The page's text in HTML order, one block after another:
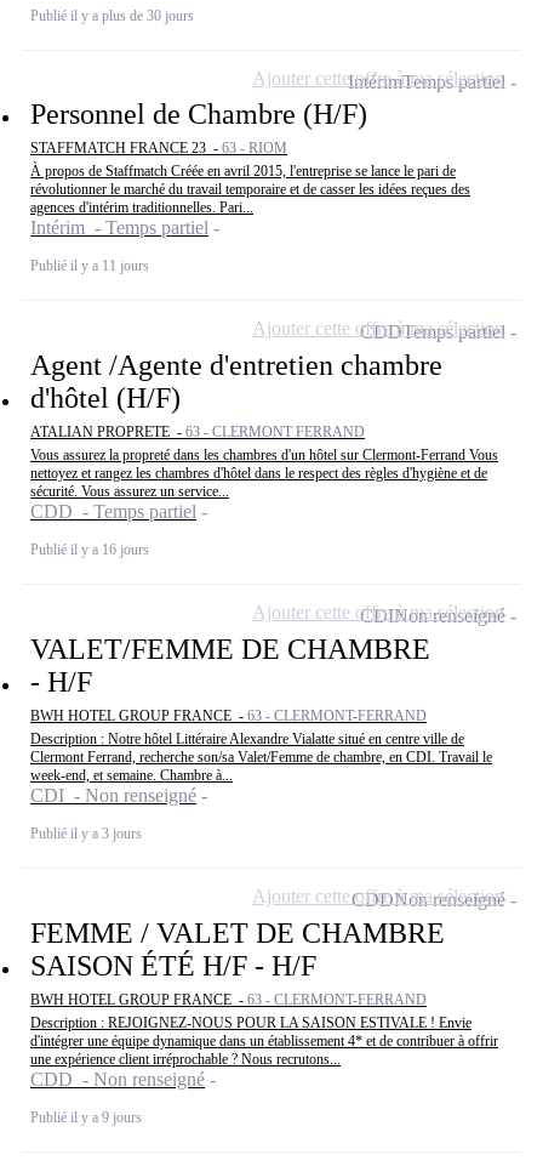
Publié il y a plus de 30 jours
Personnel de Chambre (H/F)
STAFFMATCH FRANCE 23 - 63 - RIOM
À propos de Staffmatch Créée en avril 2015, l'entreprise se lance le pari de
révolutionner le marché du travail temporaire et de casser les idées reçues des
agences d'intérim traditionnelles. Pari...
Intérim - Temps partiel
Publié il y a 11 jours
IntérimTemps partiel
Ajouter cette offre à ma sélection
Agent /Agente d'entretien chambre
d'hôtel (H/F)
ATALIAN PROPRETE - 63 - CLERMONT FERRAND
Vous assurez la propreté dans les chambres d'un hôtel sur Clermont-Ferrand Vous
nettoyez et rangez les chambres d'hôtel dans le respect des règles d'hygiène et de
sécurité. Vous assurez un service...
CDD - Temps partiel
Publié il y a 16 jours
CDDTemps partiel
Ajouter cette offre à ma sélection
VALET/FEMME DE CHAMBRE
- H/F
BWH HOTEL GROUP FRANCE - 63 - CLERMONT-FERRAND
Description : Notre hôtel Littéraire Alexandre Vialatte situé en centre ville de
Clermont Ferrand, recherche son/sa Valet/Femme de chambre, en CDI. Travail le
week-end, et semaine. Chambre à...
CDI - Non renseigné
Publié il y a 3 jours
CDINon renseigné
Ajouter cette offre à ma sélection
FEMME / VALET DE CHAMBRE
SAISON ÉTÉ H/F - H/F
BWH HOTEL GROUP FRANCE - 63 - CLERMONT-FERRAND
Description : REJOIGNEZ-NOUS POUR LA SAISON ESTIVALE ! Envie
d'intégrer une équipe dynamique dans un établissement 4* et de contribuer à offrir
une expérience client irréprochable ? Nous recrutons...
CDD - Non renseigné
Publié il y a 9 jours
CDDNon renseigné
Ajouter cette offre à ma sélection